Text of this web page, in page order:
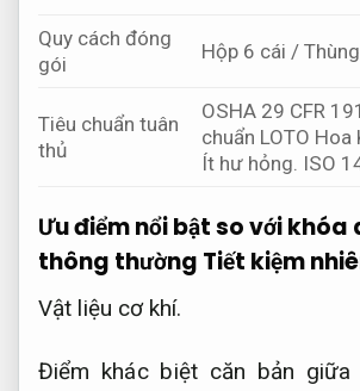
Quy cách đóng
gói
Hộp 6 cái /
Tiêu chuẩn tuân
thủ
OSHA 29 CFR
chuẩn LOTO Hoa
Ít hư hỏng. ISO
Ưu điểm nổi bật so với
thông thường Tiết kiệm
Vật liệu cơ khí.
Điểm khác biệt căn bản giữa